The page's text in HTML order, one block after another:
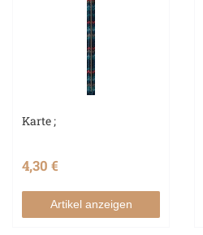
Karte ;
4,30 €
Artikel anzeigen